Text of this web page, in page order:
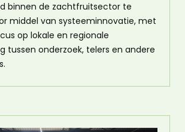
binnen de zachtfruitsector te
middel van systeeminnovatie, met
op lokale en regionale
tussen onderzoek, telers en andere